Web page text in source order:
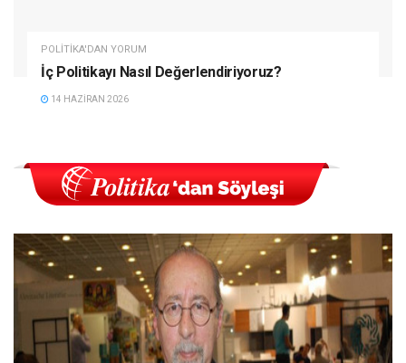
POLITIKA'DAN YORUM
İç Politikayı Nasıl Değerlendiriyoruz?
14 HAZIRAN 2026